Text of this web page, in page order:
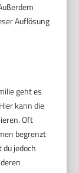
Auflösung
geht es
kann die
Oft
begrenzt
jedoch